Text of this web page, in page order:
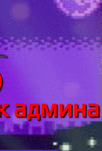
админа